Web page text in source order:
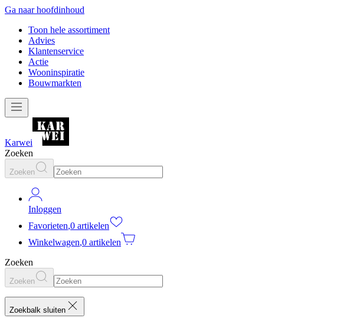
Ga naar hoofdinhoud
Toon hele assortiment
Advies
Klantenservice
Actie
Wooninspiratie
Bouwmarkten
Karwei
Zoeken
Zoeken
Inloggen
Favorieten,0 artikelen
Winkelwagen,0 artikelen
Zoeken
Zoeken
Zoekbalk sluiten